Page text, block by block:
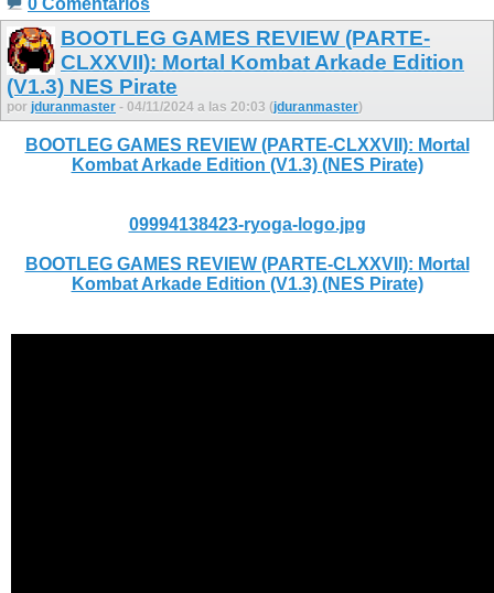
0 Comentarios
BOOTLEG GAMES REVIEW (PARTE-
CLXXVII): Mortal Kombat Arkade Edition
(V1.3) NES Pirate
por jduranmaster - 04/11/2024 a las 20:03 (jduranmaster)
BOOTLEG GAMES REVIEW (PARTE-CLXXVII): Mortal
Kombat Arkade Edition (V1.3) (NES Pirate)
09994138423-ryoga-logo.jpg
BOOTLEG GAMES REVIEW (PARTE-CLXXVII): Mortal
Kombat Arkade Edition (V1.3) (NES Pirate)